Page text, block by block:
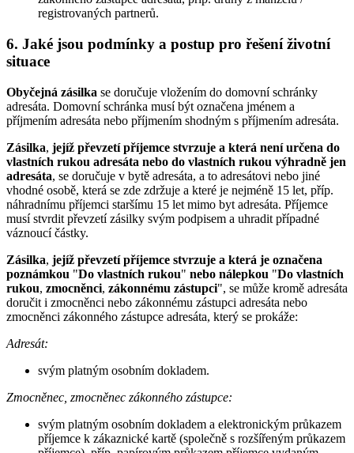
registrovaných partnerů.
6. Jaké jsou podmínky a postup pro řešení životní
situace
Obyčejná zásilka se doručuje vložením do domovní schránky
adresáta. Domovní schránka musí být označena jménem a
příjmením adresáta nebo příjmením shodným s příjmením adresáta.
Zásilka, jejíž převzetí příjemce stvrzuje a která není určena do
vlastních rukou adresáta nebo do vlastních rukou výhradně jen
adresáta, se doručuje v bytě adresáta, a to adresátovi nebo jiné
vhodné osobě, která se zde zdržuje a které je nejméně 15 let, příp.
náhradnímu příjemci staršímu 15 let mimo byt adresáta. Příjemce
musí stvrdit převzetí zásilky svým podpisem a uhradit případné
váznoucí částky.
Zásilka, jejíž převzetí příjemce stvrzuje a která je označena
poznámkou "Do vlastních rukou" nebo nálepkou "Do vlastních
rukou, zmocněnci, zákonnému zástupci", se může kromě adresáta
doručit i zmocněnci nebo zákonnému zástupci adresáta nebo
zmocněnci zákonného zástupce adresáta, který se prokáže:
Adresát:
svým platným osobním dokladem.
Zmocněnec, zmocněnec zákonného zástupce:
svým platným osobním dokladem a elektronickým průkazem
příjemce k zákaznické kartě (společně s rozšířeným průkazem